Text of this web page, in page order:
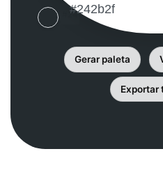
Gerar paleta
Exportar